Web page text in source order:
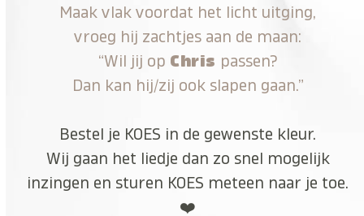
Maak vlak voordat het licht uitging,
vroeg hij zachtjes aan de maan:
“Wil jij op Chris passen?
Dan kan hij/zij ook slapen gaan.”
Bestel je KOES in de gewenste kleur.
Wij gaan het liedje dan zo snel mogelijk
inzingen en sturen KOES meteen naar je toe.
❤️